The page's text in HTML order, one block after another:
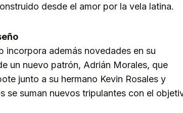
desde el amor por la vela latina.
incorpora además novedades en su
un nuevo patrón, Adrián Morales, que
junto a su hermano Kevin Rosales y
se suman nuevos tripulantes con el